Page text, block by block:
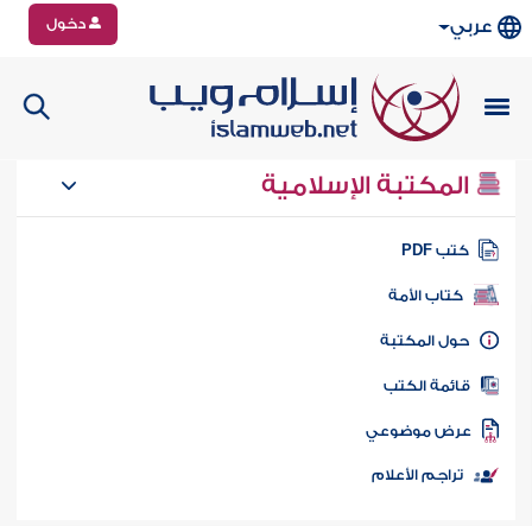
عربي دخول
المكتبة الإسلامية
كتب PDF
كتاب الأمة
المكتبة
الكتب
موضوعي